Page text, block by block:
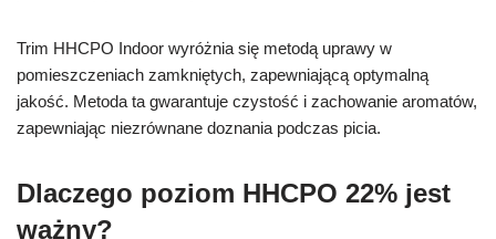
Trim HHCPO Indoor wyróżnia się metodą uprawy w
pomieszczeniach zamkniętych, zapewniającą optymalną
jakość. Metoda ta gwarantuje czystość i zachowanie aromatów,
zapewniając niezrównane doznania podczas picia.
Dlaczego poziom HHCPO 22% jest
ważny?